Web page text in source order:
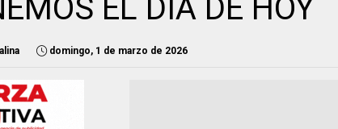
EL DÍA DE HOY
domingo, 1 de marzo de 2026